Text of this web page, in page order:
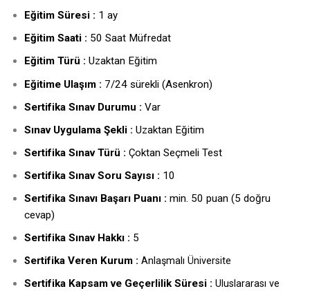
Eğitim Süresi : 1 ay
Eğitim Saati : 50 Saat Müfredat
Eğitim Türü : Uzaktan Eğitim
Eğitime Ulaşım : 7/24 sürekli (Asenkron)
Sertifika Sınav Durumu : Var
Sınav Uygulama Şekli : Uzaktan Eğitim
Sertifika Sınav Türü : Çoktan Seçmeli Test
Sertifika Sınav Soru Sayısı : 10
Sertifika Sınavı Başarı Puanı : min. 50 puan (5 doğru
cevap)
Sertifika Sınav Hakkı : 5
Sertifika Veren Kurum : Anlaşmalı Üniversite
Sertifika Kapsam ve Geçerlilik Süresi : Uluslararası ve